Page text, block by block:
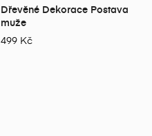
Dřevěné Dekorace Postava
muže
499 Kč